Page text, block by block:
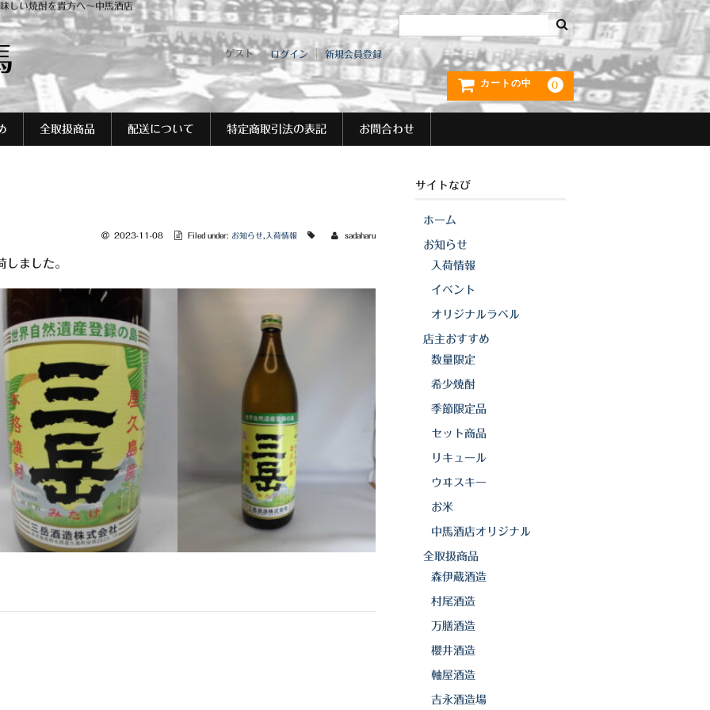
しい焼酎を貴方へ～中馬酒店
ゲスト ログイン 新規会員登録
カートの中 0
全取扱商品 配送について 特定商取引法の表記 お問合わせ
2023-11-08 Filed under: お知らせ 入荷情報 sadaharu
ました。
サイトなび
ホーム
お知らせ
入荷情報
イベント
オリジナルラベル
店主おすすめ
数量限定
希少焼酎
季節限定品
セット商品
リキュール
ウヰスキー
お米
中馬酒店オリジナル
全取扱商品
森伊蔵酒造
村尾酒造
万膳酒造
櫻井酒造
軸屋酒造
吉永酒造場